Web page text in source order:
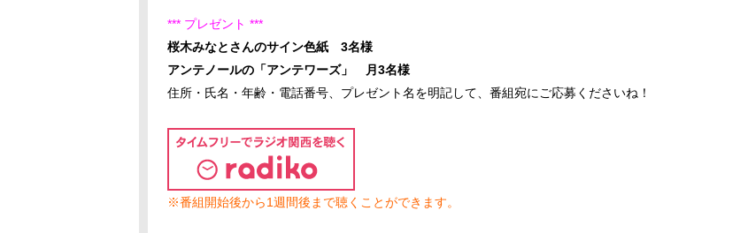
*** プレゼント ***
桜木みなとさんのサイン色紙 3名様
アンテノールの「アンテワーズ」 月3名様
住所・氏名・年齢・電話番号、プレゼント名を明記して、番組宛にご応募くださいね！
※番組開始後から1週間後まで聴くことができます。